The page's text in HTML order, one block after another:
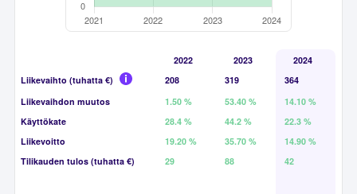
2022 2023
2024
Liikevaihto (tuhatta €)
208 319
364
Liikevaihdon muutos
1.50 % 53.40 %
14.10 %
Käyttökate
28.4 % 44.2 %
22.3 %
Liikevoitto
19.20 % 35.70 %
14.90 %
Tilikauden tulos (tuhatta €)
29 88 42